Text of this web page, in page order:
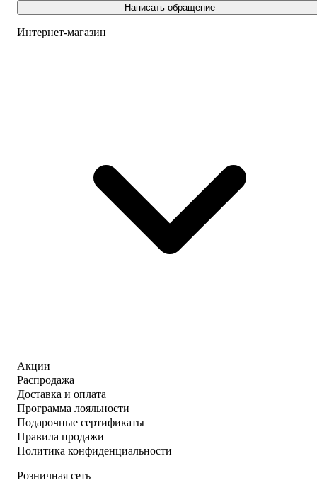
Написать обращение
Интернет-магазин
Акции
Распродажа
Доставка и оплата
Программа лояльности
Подарочные сертификаты
Правила продажи
Политика конфиденциальности
Розничная сеть